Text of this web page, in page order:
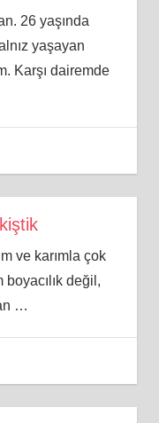
26 yaşında
yaşayan
Karşı dairemde
ve karımla çok
değil,
…